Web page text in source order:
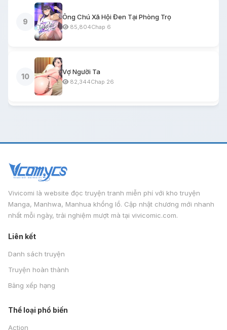
9
Ông Chú Xã Hội Đen Tại Phòng Trọ
85,804Chap 6
10
Vợ Người Ta
82,344Chap 26
Vivicomi là website đọc truyện tranh miễn phí với kho truyện
Manga, Manhwa, Manhua khổng lồ. Cập nhật chương mới nhanh
nhất mỗi ngày, trải nghiệm mượt mà tại vivicomic.com.
Liên kết
Danh sách truyện
Truyện hoàn thành
Bảng xếp hạng
Thể loại phổ biến
Action